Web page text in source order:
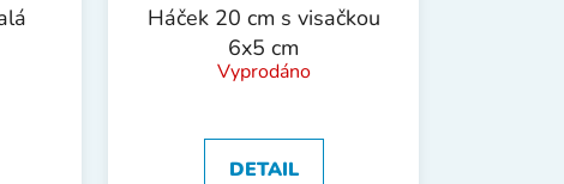
Háček 20 cm s visačkou
6x5 cm
Vyprodáno
DETAIL